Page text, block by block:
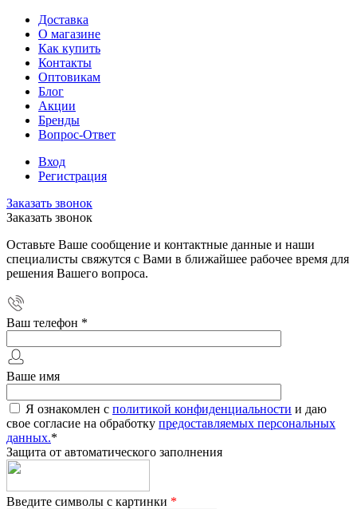
Доставка
О магазине
Как купить
Контакты
Оптовикам
Блог
Акции
Бренды
Вопрос-Ответ
Вход
Регистрация
Заказать звонок
Заказать звонок
Оставьте Ваше сообщение и контактные данные и наши
специалисты свяжутся с Вами в ближайшее рабочее время для
решения Вашего вопроса.
Ваш телефон *
Ваше имя
Я ознакомлен с политикой конфиденциальности и даю
свое согласие на обработку предоставляемых персональных
данных.*
Защита от автоматического заполнения
Введите символы с картинки *